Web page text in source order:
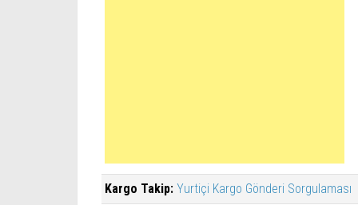
Kargo Takip: Yurtiçi Kargo Gönderi Sorgulaması